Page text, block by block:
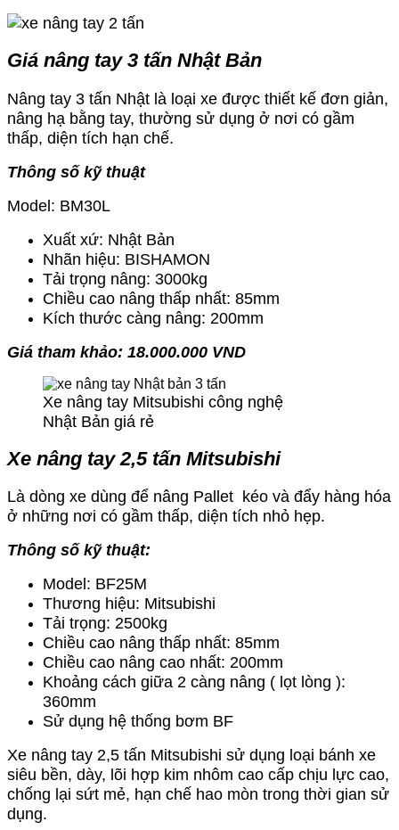
Giá nâng tay 3 tấn Nhật Bản
Nâng tay 3 tấn Nhật là loại xe được thiết kế đơn giản,
nâng hạ bằng tay, thường sử dụng ở nơi có gầm
thấp, diện tích hạn chế.
Thông số kỹ thuật
Model: BM30L
Xuất xứ: Nhật Bản
Nhãn hiệu: BISHAMON
Tải trọng nâng: 3000kg
Chiều cao nâng thấp nhất: 85mm
Kích thước càng nâng: 200mm
Giá tham khảo: 18.000.000 VND
Xe nâng tay Mitsubishi công nghệ
Nhật Bản giá rẻ
Xe nâng tay 2,5 tấn Mitsubishi
Là dòng xe dùng để nâng Pallet kéo và đẩy hàng hóa
ở những nơi có gầm thấp, diện tích nhỏ hẹp.
Thông số kỹ thuật:
Model: BF25M
Thương hiệu: Mitsubishi
Tải trọng: 2500kg
Chiều cao nâng thấp nhất: 85mm
Chiều cao nâng cao nhất: 200mm
Khoảng cách giữa 2 càng nâng ( lọt lòng ):
360mm
Sử dụng hệ thống bơm BF
Xe nâng tay 2,5 tấn Mitsubishi sử dụng loại bánh xe
siêu bền, dày, lõi hợp kim nhôm cao cấp chịu lực cao,
chống lại sứt mẻ, hạn chế hao mòn trong thời gian sử
dụng.